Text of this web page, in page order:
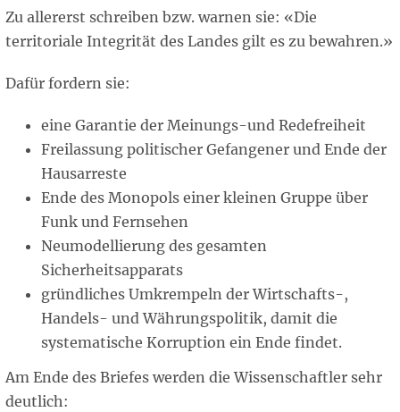
Zu allererst schreiben bzw. warnen sie: «Die
territoriale Integrität des Landes gilt es zu bewahren.»
Dafür fordern sie:
eine Garantie der Meinungs-und Redefreiheit
Freilassung politischer Gefangener und Ende der
Hausarreste
Ende des Monopols einer kleinen Gruppe über
Funk und Fernsehen
Neumodellierung des gesamten
Sicherheitsapparats
gründliches Umkrempeln der Wirtschafts-,
Handels- und Währungspolitik, damit die
systematische Korruption ein Ende findet.
Am Ende des Briefes werden die Wissenschaftler sehr
deutlich: